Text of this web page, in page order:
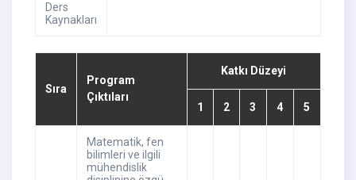
Ders
Kaynakları
Sıra
Program
Çıktıları
Katkı Düzeyi
1 2 3 4 5
Matematik, fen
bilimleri ve ilgili
mühendislik